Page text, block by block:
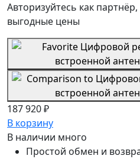
Авторизуйтесь как
выгодные цены
187 920 ₽
В корзину
В наличии много
Простой обмен и